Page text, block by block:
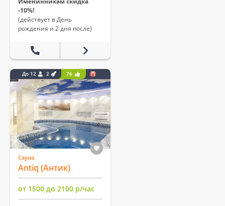
-10%!
(действует в День
рождения и 2 дня после)
До 12 2 76
Сауна
Antiq (Антик)
от 1500 до 2100 р/час